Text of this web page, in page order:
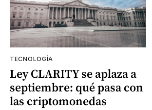
TECNOLOGÍA
Ley CLARITY se aplaza a
septiembre: qué pasa con
las criptomonedas